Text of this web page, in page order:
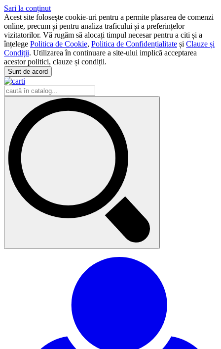
Sari la conținut
Acest site folosește cookie-uri pentru a permite plasarea de comenzi
online, precum și pentru analiza traficului și a preferințelor
vizitatorilor. Vă rugăm să alocați timpul necesar pentru a citi și a
înțelege Politica de Cookie, Politica de Confidențialitate și Clauze și
Condiții. Utilizarea în continuare a site-ului implică acceptarea
acestor politici, clauze și condiții.
Sunt de acord